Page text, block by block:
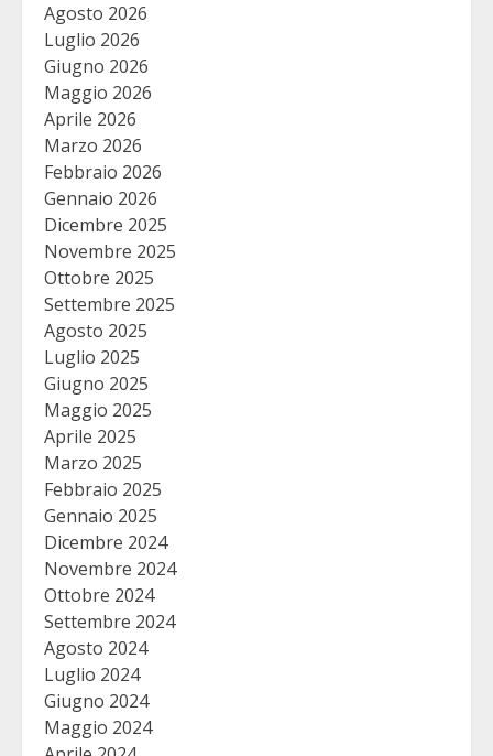
Agosto 2026
Luglio 2026
Giugno 2026
Maggio 2026
Aprile 2026
Marzo 2026
Febbraio 2026
Gennaio 2026
Dicembre 2025
Novembre 2025
Ottobre 2025
Settembre 2025
Agosto 2025
Luglio 2025
Giugno 2025
Maggio 2025
Aprile 2025
Marzo 2025
Febbraio 2025
Gennaio 2025
Dicembre 2024
Novembre 2024
Ottobre 2024
Settembre 2024
Agosto 2024
Luglio 2024
Giugno 2024
Maggio 2024